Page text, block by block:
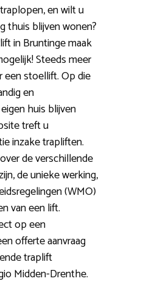
en wilt u
thuis blijven wonen?
in Bruntinge maak
Steeds meer
een stoellift. Op die
en
huis blijven
treft u
inzake trapliften.
de verschillende
de unieke werking,
(WMO)
van een lift.
op een
offerte aanvraag
traplift
Midden-Drenthe.